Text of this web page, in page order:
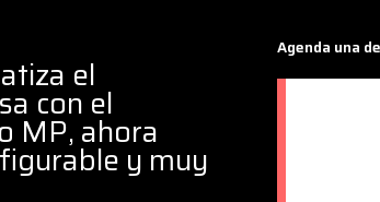
el
con el
MP, ahora
y muy
Agenda una